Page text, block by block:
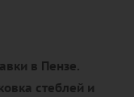
в Пензе.
стеблей и